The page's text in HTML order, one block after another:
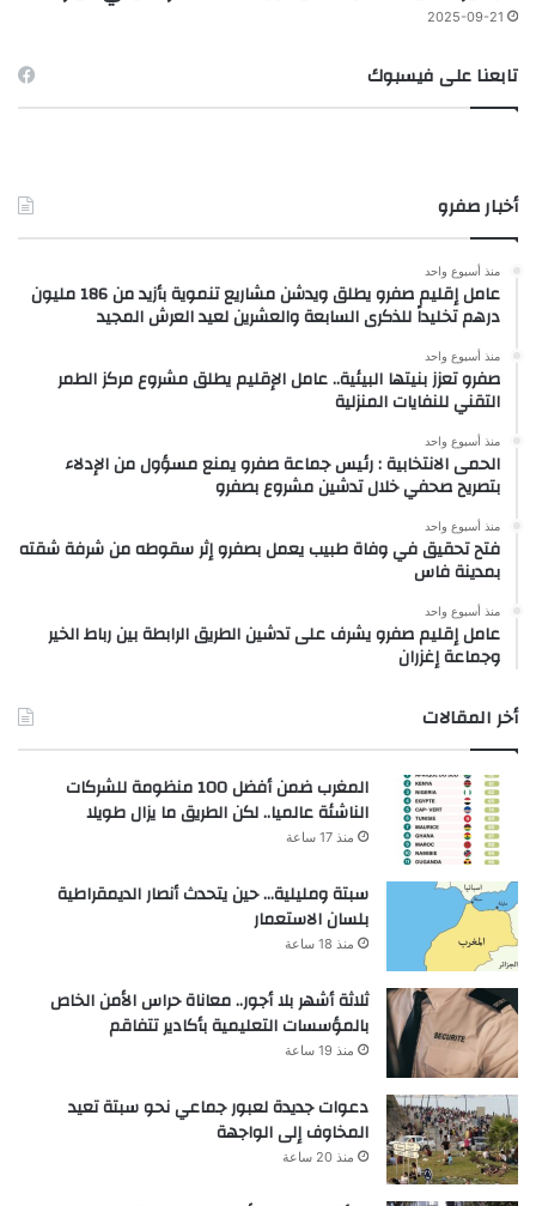
2025-09-21
تابعنا على فيسبوك
أخبار صفرو
منذ أسبوع واحد
عامل إقليم صفرو يطلق ويدشن مشاريع تنموية بأزيد من 186 مليون
درهم تخليداً للذكرى السابعة والعشرين لعيد العرش المجيد
منذ أسبوع واحد
صفرو تعزز بنيتها البيئية.. عامل الإقليم يطلق مشروع مركز الطمر
التقني للنفايات المنزلية
منذ أسبوع واحد
الحمى الانتخابية : رئيس جماعة صفرو يمنع مسؤول من الإدلاء
بتصريح صحفي خلال تدشين مشروع بصفرو
منذ أسبوع واحد
فتح تحقيق في وفاة طبيب يعمل بصفرو إثر سقوطه من شرفة شقته
بمدينة فاس
منذ أسبوع واحد
عامل إقليم صفرو يشرف على تدشين الطريق الرابطة بين رباط الخير
وجماعة إغزران
أخر المقالات
المغرب ضمن أفضل 100 منظومة للشركات
الناشئة عالميا.. لكن الطريق ما يزال طويلا
منذ 17 ساعة
سبتة ومليلية… حين يتحدث أنصار الديمقراطية
بلسان الاستعمار
منذ 18 ساعة
ثلاثة أشهر بلا أجور.. معاناة حراس الأمن الخاص
بالمؤسسات التعليمية بأكادير تتفاقم
منذ 19 ساعة
دعوات جديدة لعبور جماعي نحو سبتة تعيد
المخاوف إلى الواجهة
منذ 20 ساعة